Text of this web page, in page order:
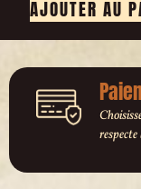
AJOUTER AU